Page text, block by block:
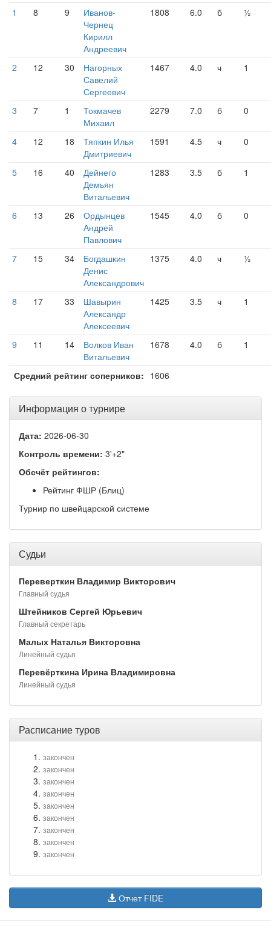
1 8 9
Иванов-
Чернец
Кирилл
Андреевич
1808 6.0 б ½
2 12 30
Нагорных
Савелий
Сергеевич
1467 4.0 ч 1
3 7 1
Токмачев
Михаил
2279 7.0 б 0
4 12 18
Тяпкин Илья
Дмитриевич
1591 4.5 ч 0
5 16 40
Дейнего
Демьян
Витальевич
1283 3.5 б 1
6 13 26
Ордынцев
Андрей
Павлович
1545 4.0 б 0
7 15 34
Богдашкин
Денис
Александрович
1375 4.0 ч ½
8 17 33
Шавырин
Александр
Алексеевич
1425 3.5 ч 1
9 11 14
Волков Иван
Витальевич
1678 4.0 б 1
Средний рейтинг соперников: 1606
Информация о турнире
Дата: 2026-06-30
Контроль времени: 3'+2"
Обсчёт рейтингов:
Рейтинг ФШР (Блиц)
Турнир по швейцарской системе
Судьи
Переверткин Владимир Викторович
Главный судья
Штейников Сергей Юрьевич
Главный секретарь
Малых Наталья Викторовна
Линейный судья
Перевёрткина Ирина Владимировна
Линейный судья
Расписание туров
закончен
закончен
закончен
закончен
закончен
закончен
закончен
закончен
закончен
Отчет FIDE